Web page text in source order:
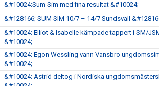
&#10024;Sum Sim med fina resultat &#10024;
&#128166; SUM SIM 10/7 – 14/7 Sundsvall
&#10024; Elliot & Isabelle kämpade tappert i SM/
&#10024;
&#10024; Egon Wessling vann Vansbro
&#10024;
&#10024; Astrid deltog i Nordiska